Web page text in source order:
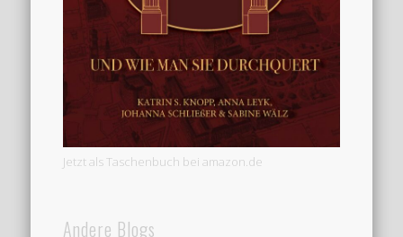
Jetzt als Taschenbuch bei amazon.de
Andere Blogs